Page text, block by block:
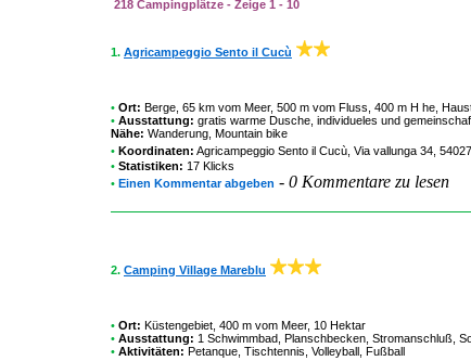
218 Campingplätze - Zeige 1 - 10
1. Agricampeggio Sento il Cucù
• Ort: Berge, 65 km vom Meer, 500 m vom Fluss, 400 m H he,
• Ausstattung: gratis warme Dusche, individueles und
Nähe: Wanderung, Mountain bike
• Koordinaten: Agricampeggio Sento il Cucù , Via vallunga 34,
• Statistiken: 17 Klicks
• Einen Kommentar abgeben - 0 Kommentare zu lesen
2. Camping Village Mareblu
• Ort: Küstengebiet, 400 m vom Meer, 10 Hektar
• Ausstattung: 1 Schwimmbad, Planschbecken, Stromanschluß,
• Aktivitäten: Petanque, Tischtennis, Volleyball, Fußball